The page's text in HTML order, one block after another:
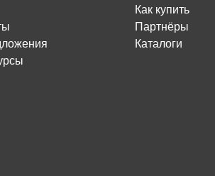
Как купить
Партнёры
Каталоги